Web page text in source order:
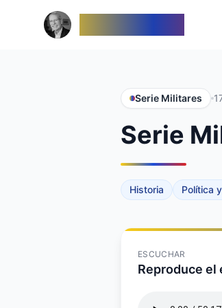
Serie Militares
Serie
Historia Política
ESCUCHAR
Reproduce el